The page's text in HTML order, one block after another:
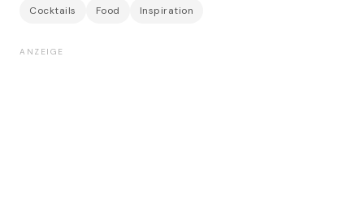
Cocktails Food Inspiration
ANZEIGE